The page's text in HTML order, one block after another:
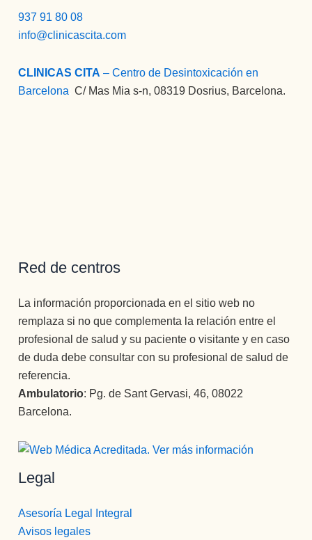
937 91 80 08
info@clinicascita.com
CLINICAS CITA – Centro de Desintoxicación en
Barcelona :C/ Mas Mia s-n, 08319 Dosrius, Barcelona.
Red de centros
La información proporcionada en el sitio web no
remplaza si no que complementa la relación entre el
profesional de salud y su paciente o visitante y en caso
de duda debe consultar con su profesional de salud de
referencia.
Ambulatorio: Pg. de Sant Gervasi, 46, 08022
Barcelona.
Legal
Asesoría Legal Integral
Avisos legales